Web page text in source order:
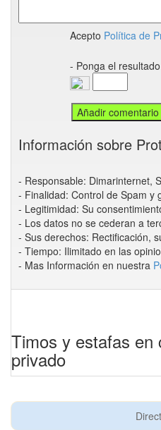
Acepto Política de
- Ponga el
Información sobre
- Responsable: Dimarinternet,
- Finalidad: Control de Spam y
- Legitimidad: Su
- Los datos no se cederan a
- Sus derechos: Rectificación,
- Tiempo: Ilimitado en las
- Mas Información en nuestra
Timos y estafas en
privado